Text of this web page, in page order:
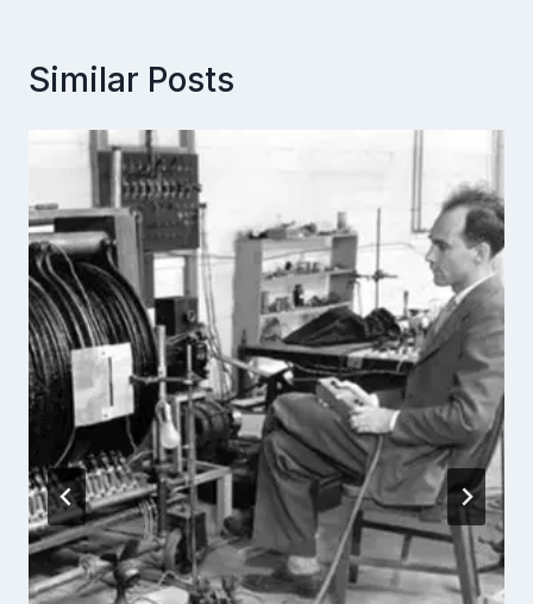
Similar Posts